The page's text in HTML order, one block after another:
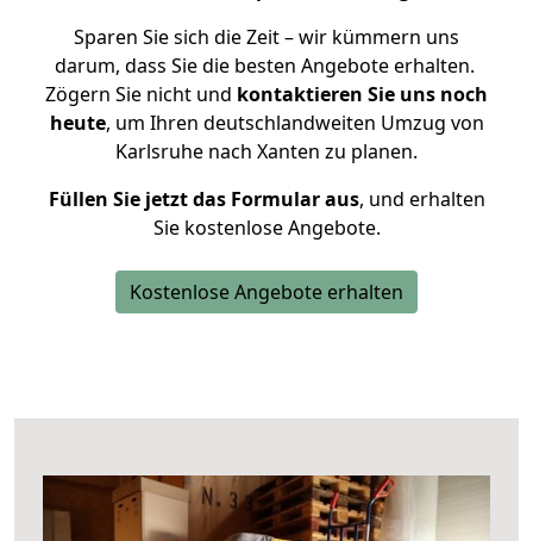
Sparen Sie sich die Zeit – wir kümmern uns
darum, dass Sie die besten Angebote erhalten.
Zögern Sie nicht und kontaktieren Sie uns noch
heute, um Ihren deutschlandweiten Umzug von
Karlsruhe nach Xanten zu planen.
Füllen Sie jetzt das Formular aus, und erhalten
Sie kostenlose Angebote.
Kostenlose Angebote erhalten